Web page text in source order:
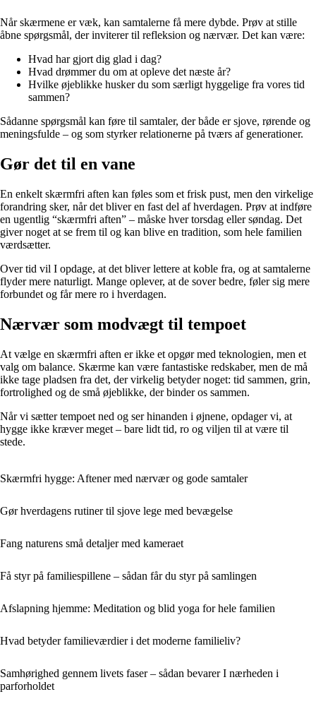
Når skærmene er væk, kan samtalerne få mere dybde. Prøv at stille
åbne spørgsmål, der inviterer til refleksion og nærvær. Det kan være:
Hvad har gjort dig glad i dag?
Hvad drømmer du om at opleve det næste år?
Hvilke øjeblikke husker du som særligt hyggelige fra vores tid
sammen?
Sådanne spørgsmål kan føre til samtaler, der både er sjove, rørende og
meningsfulde – og som styrker relationerne på tværs af generationer.
Gør det til en vane
En enkelt skærmfri aften kan føles som et frisk pust, men den virkelige
forandring sker, når det bliver en fast del af hverdagen. Prøv at indføre
en ugentlig “skærmfri aften” – måske hver torsdag eller søndag. Det
giver noget at se frem til og kan blive en tradition, som hele familien
værdsætter.
Over tid vil I opdage, at det bliver lettere at koble fra, og at samtalerne
flyder mere naturligt. Mange oplever, at de sover bedre, føler sig mere
forbundet og får mere ro i hverdagen.
Nærvær som modvægt til tempoet
At vælge en skærmfri aften er ikke et opgør med teknologien, men et
valg om balance. Skærme kan være fantastiske redskaber, men de må
ikke tage pladsen fra det, der virkelig betyder noget: tid sammen, grin,
fortrolighed og de små øjeblikke, der binder os sammen.
Når vi sætter tempoet ned og ser hinanden i øjnene, opdager vi, at
hygge ikke kræver meget – bare lidt tid, ro og viljen til at være til
stede.
Skærmfri hygge: Aftener med nærvær og gode samtaler
Gør hverdagens rutiner til sjove lege med bevægelse
Fang naturens små detaljer med kameraet
Få styr på familiespillene – sådan får du styr på samlingen
Afslapning hjemme: Meditation og blid yoga for hele familien
Hvad betyder familieværdier i det moderne familieliv?
Samhørighed gennem livets faser – sådan bevarer I nærheden i
parforholdet